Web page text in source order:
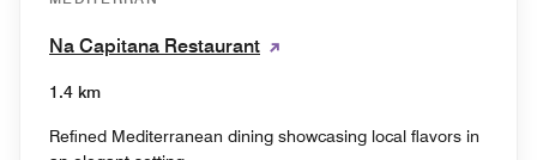
Na Capitana Restaurant
1.4 km
Refined Mediterranean dining showcasing local flavors in